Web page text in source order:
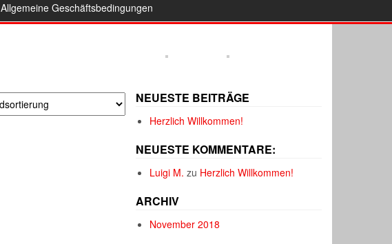
Allgemeine Geschäftsbedingungen
NEUESTE BEITRÄGE
Herzlich Willkommen!
NEUESTE KOMMENTARE:
Luigi M. zu Herzlich Willkommen!
ARCHIV
November 2018